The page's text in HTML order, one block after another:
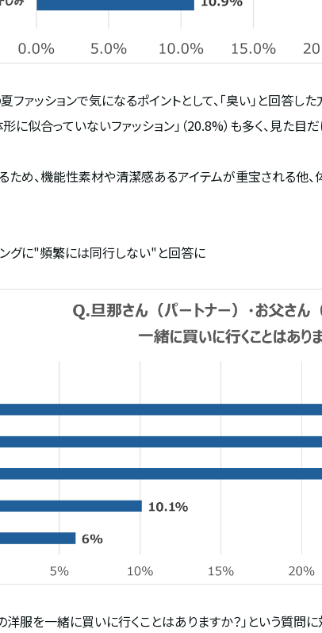
ファッションで気になるポイントとして、「臭い」と回答した
形に似合っていないファッション」（20.8%）も多く、見た目
め、機能性素材や清潔感あるアイテムが重宝される他
グに"頻繁には同行しない"と回答に
の洋服を一緒に買いに行くことはありますか？」という質問